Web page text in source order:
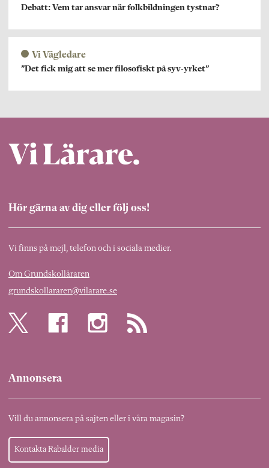
Debatt: Vem tar ansvar när folkbildningen tystnar?
Vi Vägledare
”Det fick mig att se mer filosofiskt på syv-yrket”
Hör gärna av dig eller följ oss!
Vi finns på mejl, telefon och i sociala medier.
Om Grundskolläraren
grundskollararen@vilarare.se
Annonsera
Vill du annonsera på sajten eller i våra magasin?
Kontakta Rabalder media